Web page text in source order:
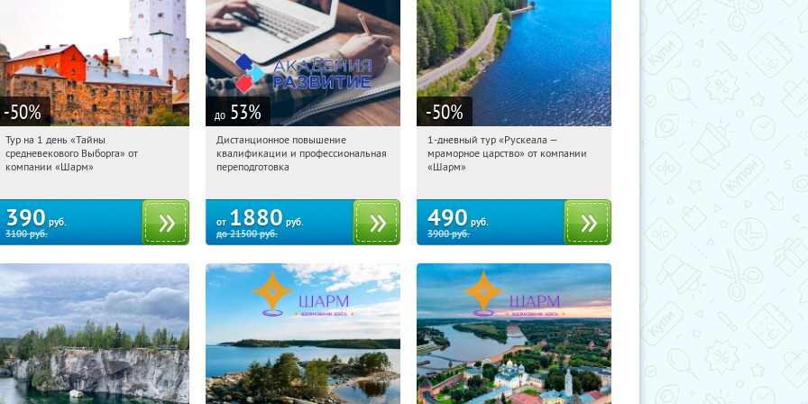
-50%
09:40:36
Достоевская
Тур на 1 день «Тайны
средневекового Выборга» от
компании «Шарм»
390 руб.
3100руб.
до 53%
09:40:36 Купили:
Россия
Дистанционное повышение
квалификации и профессиональная
переподготовка
от 1880 руб.
до21500руб.
-50%
09:40:36 Купили:
Достоевская
1-дневный тур «Рускеала —
мраморное царство» от компании
«Шарм»
490 руб.
3900руб.